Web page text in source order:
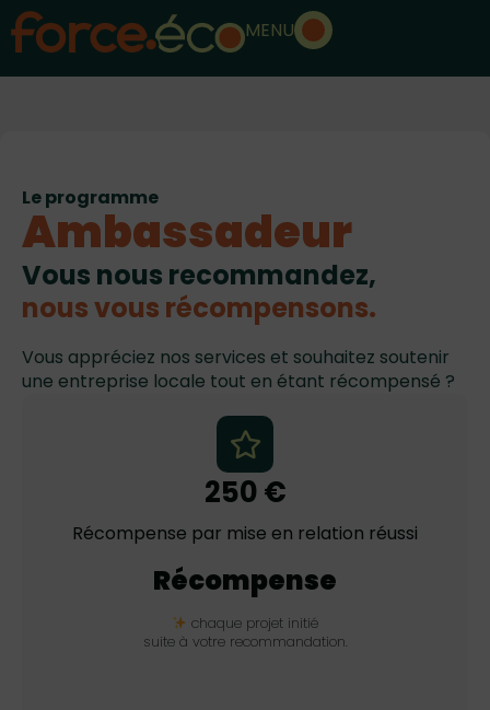
MENU
Le programme
Ambassadeur
Vous nous recommandez,
nousvous récompensons.
Vous appréciez nos services et souhaitez soutenir
une entreprise locale tout en étant récompensé ?
250 €
Récompense par mise en relation réussi
Récompense
chaque projet initié
suite à votre recommandation.